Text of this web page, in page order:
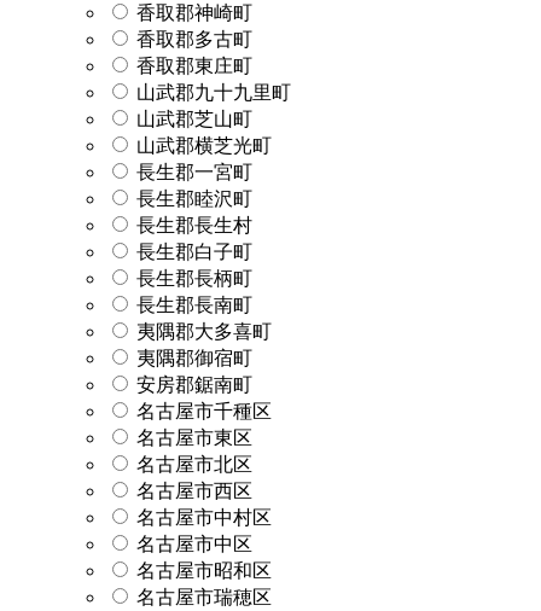
香取郡神崎町
香取郡多古町
香取郡東庄町
山武郡九十九里町
山武郡芝山町
山武郡横芝光町
長生郡一宮町
長生郡睦沢町
長生郡長生村
長生郡白子町
長生郡長柄町
長生郡長南町
夷隅郡大多喜町
夷隅郡御宿町
安房郡鋸南町
名古屋市千種区
名古屋市東区
名古屋市北区
名古屋市西区
名古屋市中村区
名古屋市中区
名古屋市昭和区
名古屋市瑞穂区